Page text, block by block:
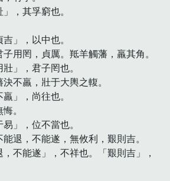
，其孚窮也。
」，以中也。
用罔，貞厲。羝羊觸藩，羸其角。
」，君子罔也。
不羸，壯于大輿之輹。
」，尚往也。
。
」，位不當也。
退，不能遂，無攸利，艱則吉。
，不能遂」，不祥也。「艱則吉」，